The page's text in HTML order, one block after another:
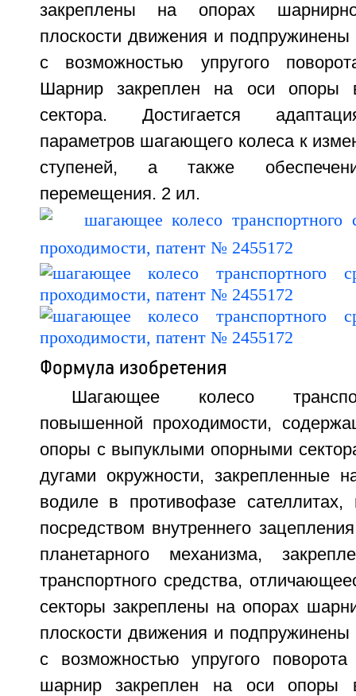
закреплены на опорах
плоскости движения и подпружинены
с возможностью упругого
Шарнир закреплен на оси опоры
сектора. Достигается
параметров шагающего колеса к
ступеней, а также
перемещения. 2 ил.
Формула изобретения
Шагающее колесо
повышенной проходимости,
опоры с выпуклыми опорными
дугами окружности, закрепленные
водиле в противофазе сателлитах,
посредством внутреннего
планетарного механизма,
транспортного средства,
секторы закреплены на опорах
плоскости движения и подпружинены
с возможностью упругого
шарнир закреплен на оси опоры